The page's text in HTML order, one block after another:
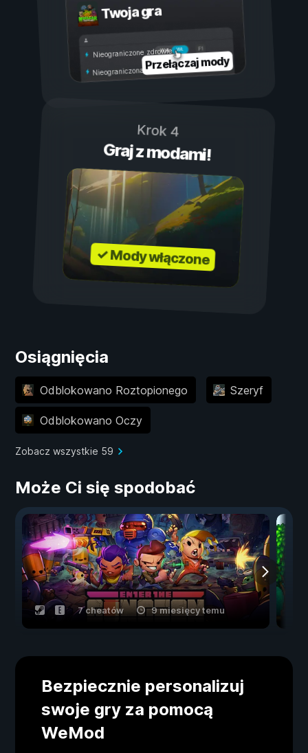
Twoja gra
Wł.
Wył.
Nieograniczone zdrowie
Nieograniczona wytrzymałość
Przełączaj mody
Krok 4
Graj z modami!
✓ Mody włączone
Osiągnięcia
Odblokowano Roztopionego Szeryf
Odblokowano Oczy
Zobacz wszystkie 59
Może Ci się spodobać
7 cheatów 9 miesięcy temu
Bezpiecznie personalizuj
swoje gry za pomocą
WeMod